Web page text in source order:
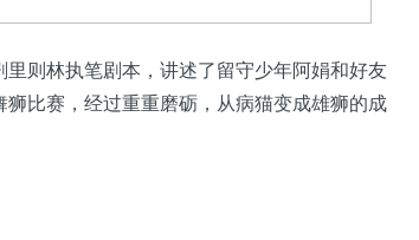
则林执笔剧本，讲述了留守少年阿娟和好友
比赛，经过重重磨砺，从病猫变成雄狮的成